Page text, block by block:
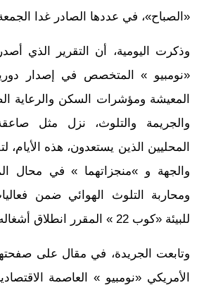
«الصباح»، في عددها الصادر غدا
وذكرت اليومية، أن التقرير الذي
«نومبيو » المتخصص في إصدار
المعيشة ومؤشرات السكن والرعاية
والجريمة والتلوث، نزل مثل
المحليين الذين يستعدون، هذه الأيام،
والجهة و »منجزاتهما » في محال
ومحاربة التلوث الهوائي ضمن
للبيئة «كوب 22 » المقرر انطلاق أشغاله في نونبر المقبل.
وتابعت الجريدة، في مقال على صفحتها
الأمريكي «نومبيو » العاصمة